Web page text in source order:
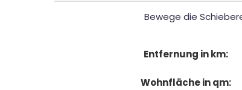
Bewege die
Entfernung in km:
Wohnfläche in qm: